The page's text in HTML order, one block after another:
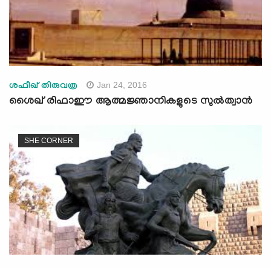
ശഫീഖ് തിരുവത്ര Jan 24, 2016
ശൈഖ് രിഫാഈ ആത്മജ്ഞാനികളുടെ സുല്‍ത്വാന്‍
SHE CORNER